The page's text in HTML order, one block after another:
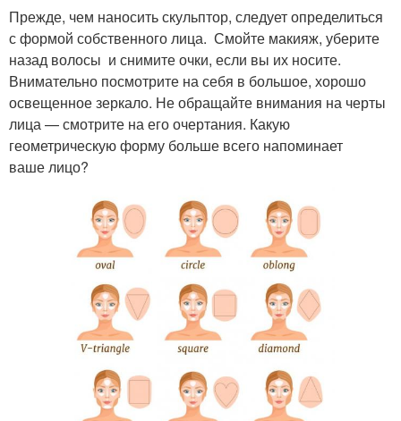
Прежде, чем наносить скульптор, следует определиться
с формой собственного лица. Смойте макияж, уберите
назад волосы и снимите очки, если вы их носите.
Внимательно посмотрите на себя в большое, хорошо
освещенное зеркало. Не обращайте внимания на черты
лица — смотрите на его очертания. Какую
геометрическую форму больше всего напоминает
ваше лицо?